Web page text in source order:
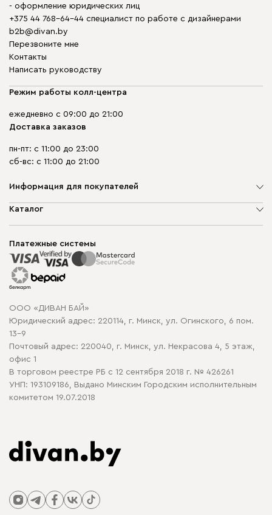
- оформление юридических лиц
+375 44 768-64-44 специалист по работе с дизайнерами
b2b@divan.by
Перезвоните мне
Контакты
Написать руководству
Режим работы колл-центра
ежедневно с 09:00 до 21:00
Доставка заказов
пн-пт: с 11:00 до 23:00
сб-вс: с 11:00 до 21:00
Информация для покупателей
О компании
Способы оплаты
Рассрочка и кредит
Гарантия
Карта сайта
Политика конфиденциальности
Политика в отношении обработки cookie
Каталог
Корпусная мебель
Распродажа мебели
Платежные системы
ООО «ДИВАН БАЙ»
Юридический адрес: 220114, г. Минск, ул. Огинского, 6 пом.
13-9
Почтовый адрес: 220040, г. Минск, ул. Некрасова 4, 5 этаж,
офис 1
В торговом реестре РБ с 12 сентября 2018 г. № 426261
УНП: 193109186, Выдано Минским Городским исполнительным
комитетом 19.07.2018